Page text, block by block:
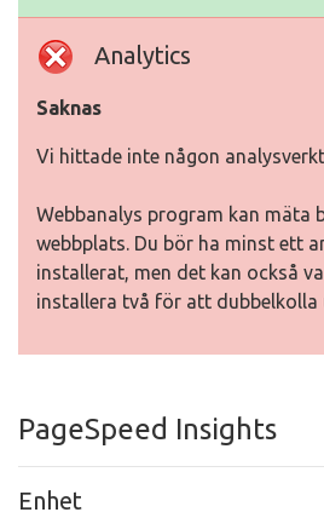
Analytics
Saknas
Vi hittade inte någon
Webbanalys program kan mäta
webbplats. Du bör ha minst ett
installerat, men det kan också
installera två för att dubbelkolla
PageSpeed Insights
Enhet